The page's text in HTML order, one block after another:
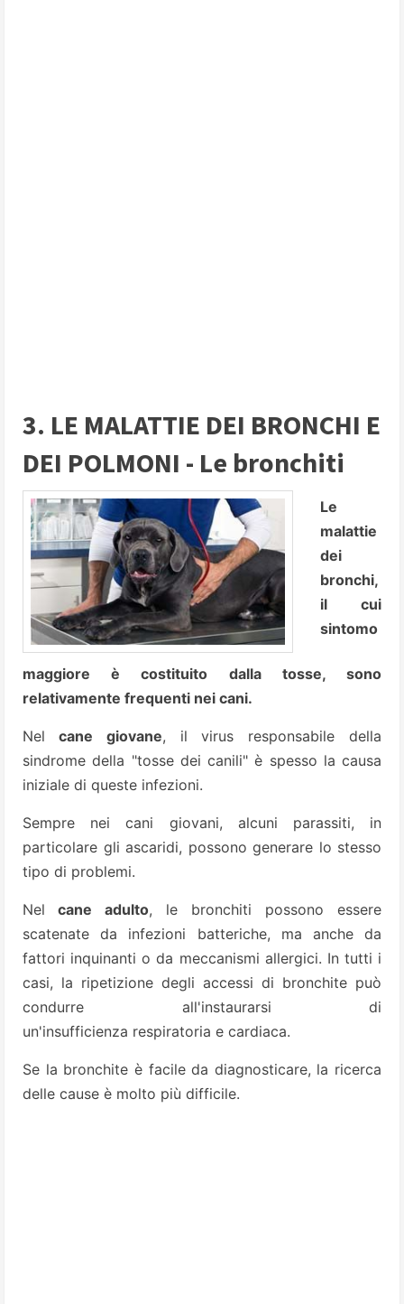
3. LE MALATTIE DEI BRONCHI E
DEI POLMONI - Le bronchiti
Le
malattie
dei
bronchi,
il cui
sintomo
maggiore è costituito dalla tosse, sono
relativamente frequenti nei cani.
Nel cane giovane, il virus responsabile della
sindrome della "tosse dei canili" è spesso la causa
iniziale di queste infezioni.
Sempre nei cani giovani, alcuni parassiti, in
particolare gli ascaridi, possono generare lo stesso
tipo di problemi.
Nel cane adulto, le bronchiti possono essere
scatenate da infezioni batteriche, ma anche da
fattori inquinanti o da meccanismi allergici. In tutti i
casi, la ripetizione degli accessi di bronchite può
condurre all'instaurarsi di
un'insufficienza respiratoria e cardiaca.
Se la bronchite è facile da diagnosticare, la ricerca
delle cause è molto più difficile.